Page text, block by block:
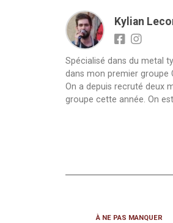
Kylian
Spécialisé dans du metal
dans mon premier groupe
On a depuis recruté deux
groupe cette année. On
À NE PAS MANQUER